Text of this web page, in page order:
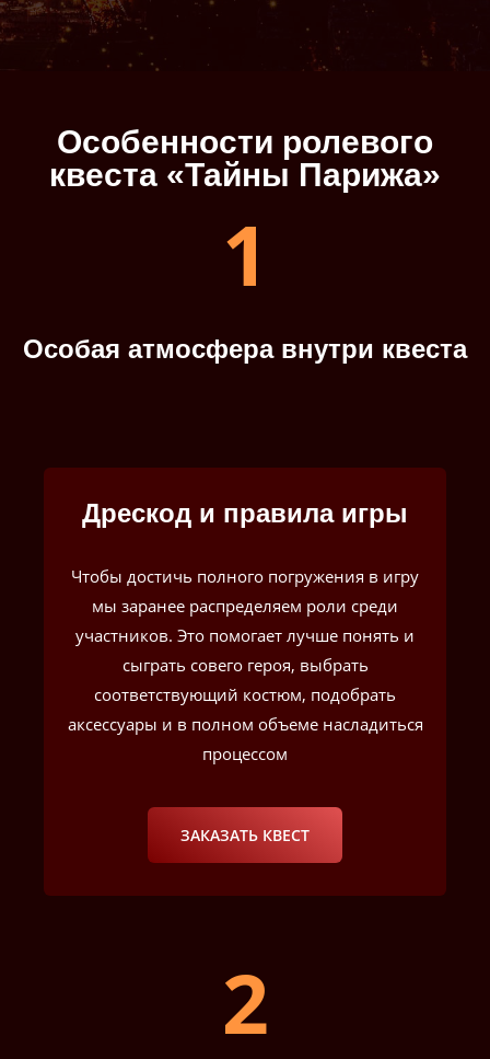
Особенности ролевого
квеста «Тайны Парижа»
1
Особая атмосфера внутри квеста
Дрескод и правила игры
Чтобы достичь полного погружения в игру
мы заранее распределяем роли среди
участников. Это помогает лучше понять и
сыграть совего героя, выбрать
соответствующий костюм, подобрать
аксессуары и в полном объеме насладиться
процессом
ЗАКАЗАТЬ КВЕСТ
2